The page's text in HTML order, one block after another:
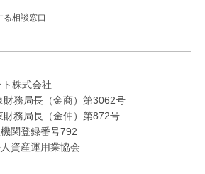
る相談窓口
株式会社
務局長（金商）第3062号
務局長（金仲）第872号
関登録番号792
資産運用業協会